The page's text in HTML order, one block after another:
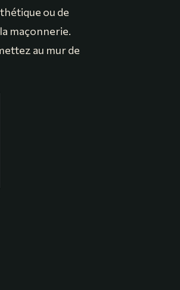
ou de
maçonnerie.
au mur de